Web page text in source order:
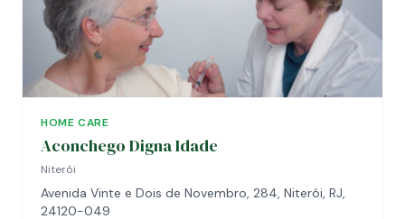
HOME CARE
Aconchego Digna Idade
Niterói
Avenida Vinte e Dois de Novembro, 284, Niterói, RJ,
24120-049